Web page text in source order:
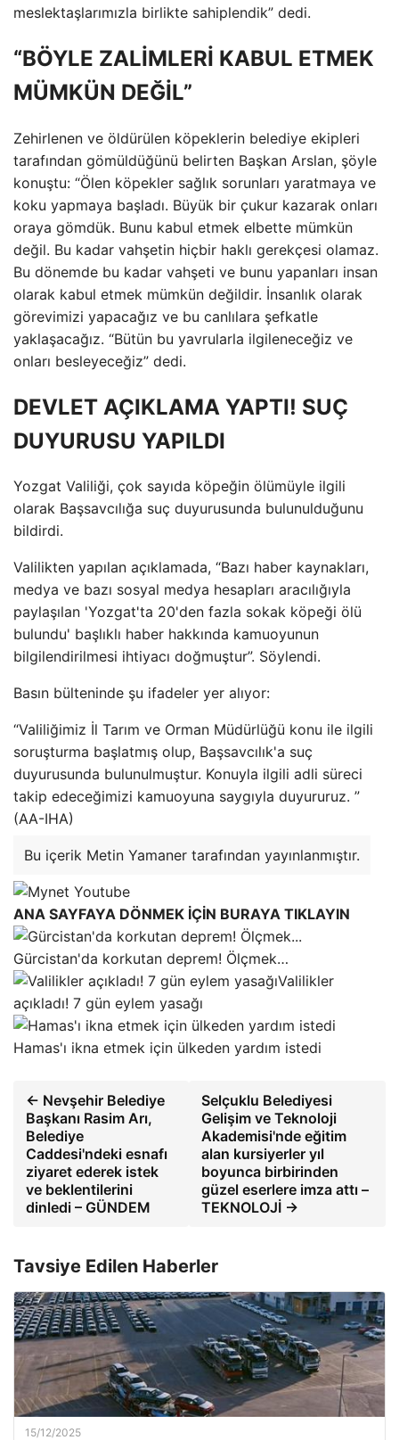
meslektaşlarımızla birlikte sahiplendik” dedi.
“BÖYLE ZALİMLERİ KABUL ETMEK
MÜMKÜN DEĞİL”
Zehirlenen ve öldürülen köpeklerin belediye ekipleri
tarafından gömüldüğünü belirten Başkan Arslan, şöyle
konuştu: “Ölen köpekler sağlık sorunları yaratmaya ve
koku yapmaya başladı. Büyük bir çukur kazarak onları
oraya gömdük. Bunu kabul etmek elbette mümkün
değil. Bu kadar vahşetin hiçbir haklı gerekçesi olamaz.
Bu dönemde bu kadar vahşeti ve bunu yapanları insan
olarak kabul etmek mümkün değildir. İnsanlık olarak
görevimizi yapacağız ve bu canlılara şefkatle
yaklaşacağız. “Bütün bu yavrularla ilgileneceğiz ve
onları besleyeceğiz” dedi.
DEVLET AÇIKLAMA YAPTI! SUÇ
DUYURUSU YAPILDI
Yozgat Valiliği, çok sayıda köpeğin ölümüyle ilgili
olarak Başsavcılığa suç duyurusunda bulunulduğunu
bildirdi.
Valilikten yapılan açıklamada, “Bazı haber kaynakları,
medya ve bazı sosyal medya hesapları aracılığıyla
paylaşılan 'Yozgat'ta 20'den fazla sokak köpeği ölü
bulundu' başlıklı haber hakkında kamuoyunun
bilgilendirilmesi ihtiyacı doğmuştur”. Söylendi.
Basın bülteninde şu ifadeler yer alıyor:
“Valiliğimiz İl Tarım ve Orman Müdürlüğü konu ile ilgili
soruşturma başlatmış olup, Başsavcılık'a suç
duyurusunda bulunulmuştur. Konuyla ilgili adli süreci
takip edeceğimizi kamuoyuna saygıyla duyururuz. ”
(AA-IHA)
Bu içerik Metin Yamaner tarafından yayınlanmıştır.
ANA SAYFAYA DÖNMEK İÇİN BURAYA TIKLAYIN
Gürcistan'da korkutan deprem! Ölçmek…
Valilikler
açıkladı! 7 gün eylem yasağı
Hamas'ı ikna etmek için ülkeden yardım istedi
← Nevşehir Belediye
Başkanı Rasim Arı,
Belediye
Caddesi'ndeki esnafı
ziyaret ederek istek
ve beklentilerini
dinledi – GÜNDEM
Selçuklu Belediyesi
Gelişim ve Teknoloji
Akademisi'nde eğitim
alan kursiyerler yıl
boyunca birbirinden
güzel eserlere imza attı –
TEKNOLOJİ →
Tavsiye Edilen Haberler
15/12/2025